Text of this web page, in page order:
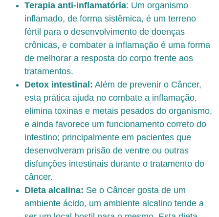
Terapia anti-inflamatória: Um organismo
inflamado, de forma sistêmica, é um terreno
fértil para o desenvolvimento de doenças
crônicas, e combater a inflamação é uma forma
de melhorar a resposta do corpo frente aos
tratamentos.
Detox intestinal: Além de prevenir o Câncer,
esta prática ajuda no combate a inflamação,
elimina toxinas e metais pesados do organismo,
e ainda favorece um funcionamento correto do
intestino; principalmente em pacientes que
desenvolveram prisão de ventre ou outras
disfunções intestinais durante o tratamento do
câncer.
Dieta alcalina: Se o Câncer gosta de um
ambiente ácido, um ambiente alcalino tende a